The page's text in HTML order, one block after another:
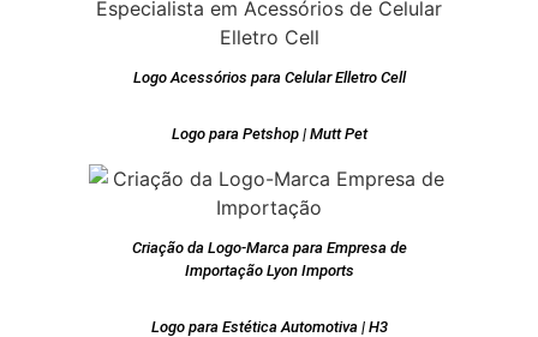
Logo Acessórios para Celular Elletro Cell
Logo para Petshop | Mutt Pet
Criação da Logo-Marca para Empresa de
Importação Lyon Imports
Logo para Estética Automotiva | H3